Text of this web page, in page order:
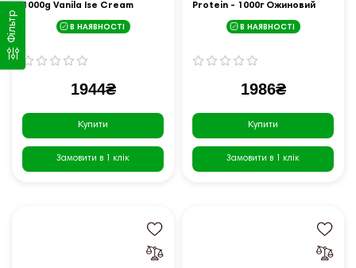
Фільтр
1000g Vanila Ise Cream
В НАЯВНОСТІ
1944₴
Купити
Замовити в 1 клік
Protein - 1000г Ожиновий
В НАЯВНОСТІ
1986₴
Купити
Замовити в 1 клік